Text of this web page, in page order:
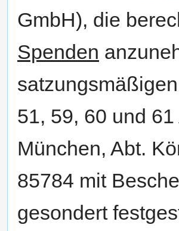
GmbH), die
Spenden
51, 59, 60 und
München, Abt.
85784 mit
gesondert